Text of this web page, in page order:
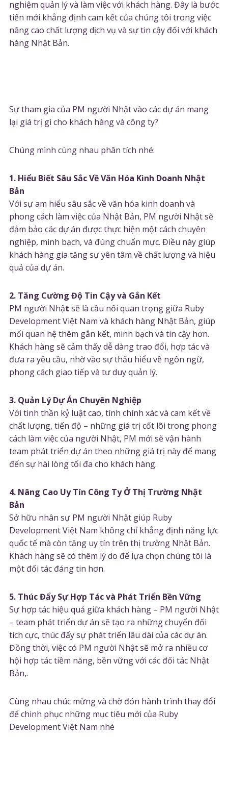
nghiệm quản lý và làm việc với khách hàng. Đây là bước
tiến mới khẳng định cam kết của chúng tôi trong việc
nâng cao chất lượng dịch vụ và sự tin cậy đối với khách
hàng Nhật Bản.
Sự tham gia của PM người Nhật vào các dự án mang
lại giá trị gì cho khách hàng và công ty?
Chúng mình cùng nhau phân tích nhé:
1. Hiểu Biết Sâu Sắc Về Văn Hóa Kinh Doanh Nhật
Bản
Với sự am hiểu sâu sắc về văn hóa kinh doanh và
phong cách làm việc của Nhật Bản, PM người Nhật sẽ
đảm bảo các dự án được thực hiện một cách chuyên
nghiệp, minh bạch, và đúng chuẩn mực. Điều này giúp
khách hàng gia tăng sự yên tâm về chất lượng và hiệu
quả của dự án.
2. Tăng Cường Độ Tin Cậy và Gắn Kết
PM người Nhật sẽ là cầu nối quan trọng giữa Ruby
Development Việt Nam và khách hàng Nhật Bản, giúp
mối quan hệ thêm gắn kết, minh bạch và tin cậy hơn.
Khách hàng sẽ cảm thấy dễ dàng trao đổi, hợp tác và
đưa ra yêu cầu, nhờ vào sự thấu hiểu về ngôn ngữ,
phong cách giao tiếp và tư duy quản lý.
3. Quản Lý Dự Án Chuyên Nghiệp
Với tinh thần kỷ luật cao, tính chính xác và cam kết về
chất lượng, tiến độ – những giá trị cốt lõi trong phong
cách làm việc của người Nhật, PM mới sẽ vận hành
team phát triển dự án theo những giá trị này để mang
đến sự hài lòng tối đa cho khách hàng.
4. Nâng Cao Uy Tín Công Ty Ở Thị Trường Nhật
Bản
Sở hữu nhân sự PM người Nhật giúp Ruby
Development Việt Nam không chỉ khẳng định năng lực
quốc tế mà còn tăng uy tín trên thị trường Nhật Bản.
Khách hàng sẽ có thêm lý do để lựa chọn chúng tôi là
một đối tác đáng tin hơn.
5. Thúc Đẩy Sự Hợp Tác và Phát Triển Bền Vững
Sự hợp tác hiệu quả giữa khách hàng – PM người Nhật
– team phát triển dự án sẽ tạo ra những chuyển đối
tích cực, thúc đẩy sự phát triển lâu dài của các dự án.
Đồng thời, việc có PM người Nhật sẽ mở ra nhiều cơ
hội hợp tác tiềm năng, bền vững với các đối tác Nhật
Bản,.
Cùng nhau chúc mừng và chờ đón hành trình thay đổi
để chinh phục những mục tiêu mới của Ruby
Development Việt Nam nhé